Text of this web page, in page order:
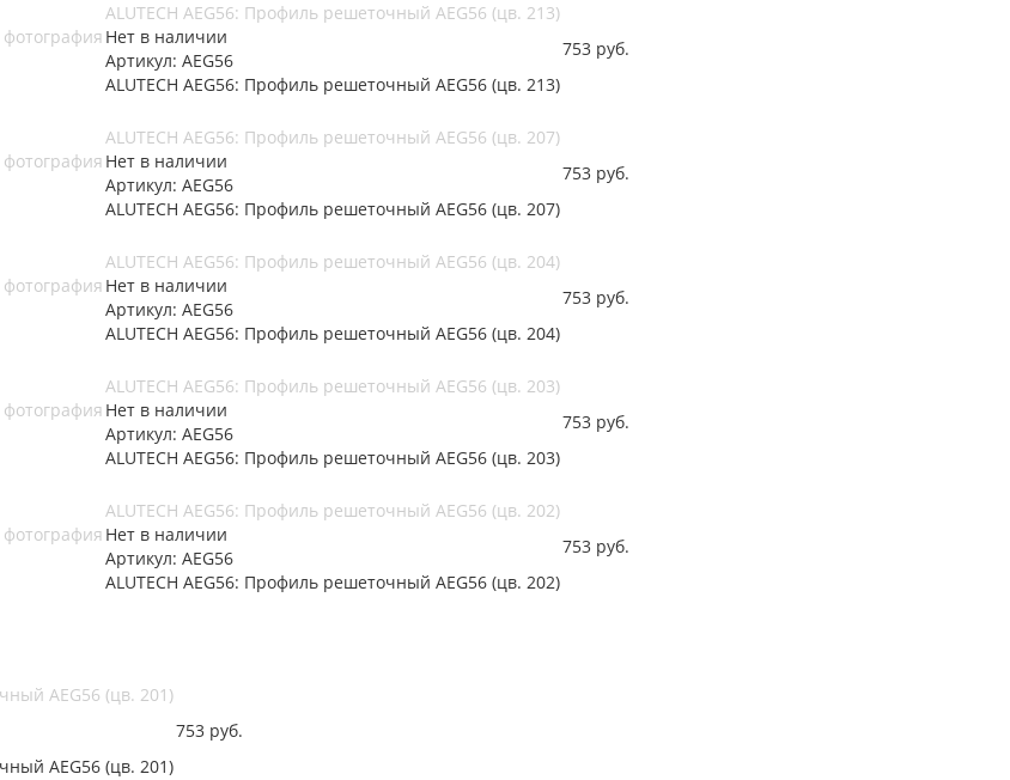
ALUTECH AEG56: Профиль решеточный AEG56 (цв. 213)
Нет в наличии
Артикул: AEG56
ALUTECH AEG56: Профиль решеточный AEG56 (цв. 213)
753 руб.
ALUTECH AEG56: Профиль решеточный AEG56 (цв. 207)
Нет в наличии
Артикул: AEG56
ALUTECH AEG56: Профиль решеточный AEG56 (цв. 207)
753 руб.
ALUTECH AEG56: Профиль решеточный AEG56 (цв. 204)
Нет в наличии
Артикул: AEG56
ALUTECH AEG56: Профиль решеточный AEG56 (цв. 204)
753 руб.
ALUTECH AEG56: Профиль решеточный AEG56 (цв. 203)
Нет в наличии
Артикул: AEG56
ALUTECH AEG56: Профиль решеточный AEG56 (цв. 203)
753 руб.
ALUTECH AEG56: Профиль решеточный AEG56 (цв. 202)
Нет в наличии
Артикул: AEG56
ALUTECH AEG56: Профиль решеточный AEG56 (цв. 202)
753 руб.
AEG56 (цв. 201)
AEG56 (цв. 201)
753 руб.